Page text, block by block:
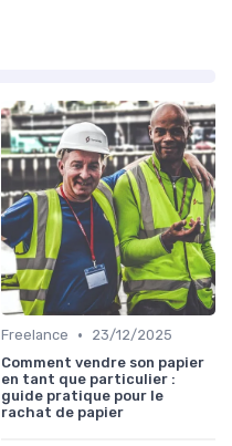
Freelance •
23/12/2025
Comment vendre son papier
en tant que particulier :
guide pratique pour le
rachat de papier